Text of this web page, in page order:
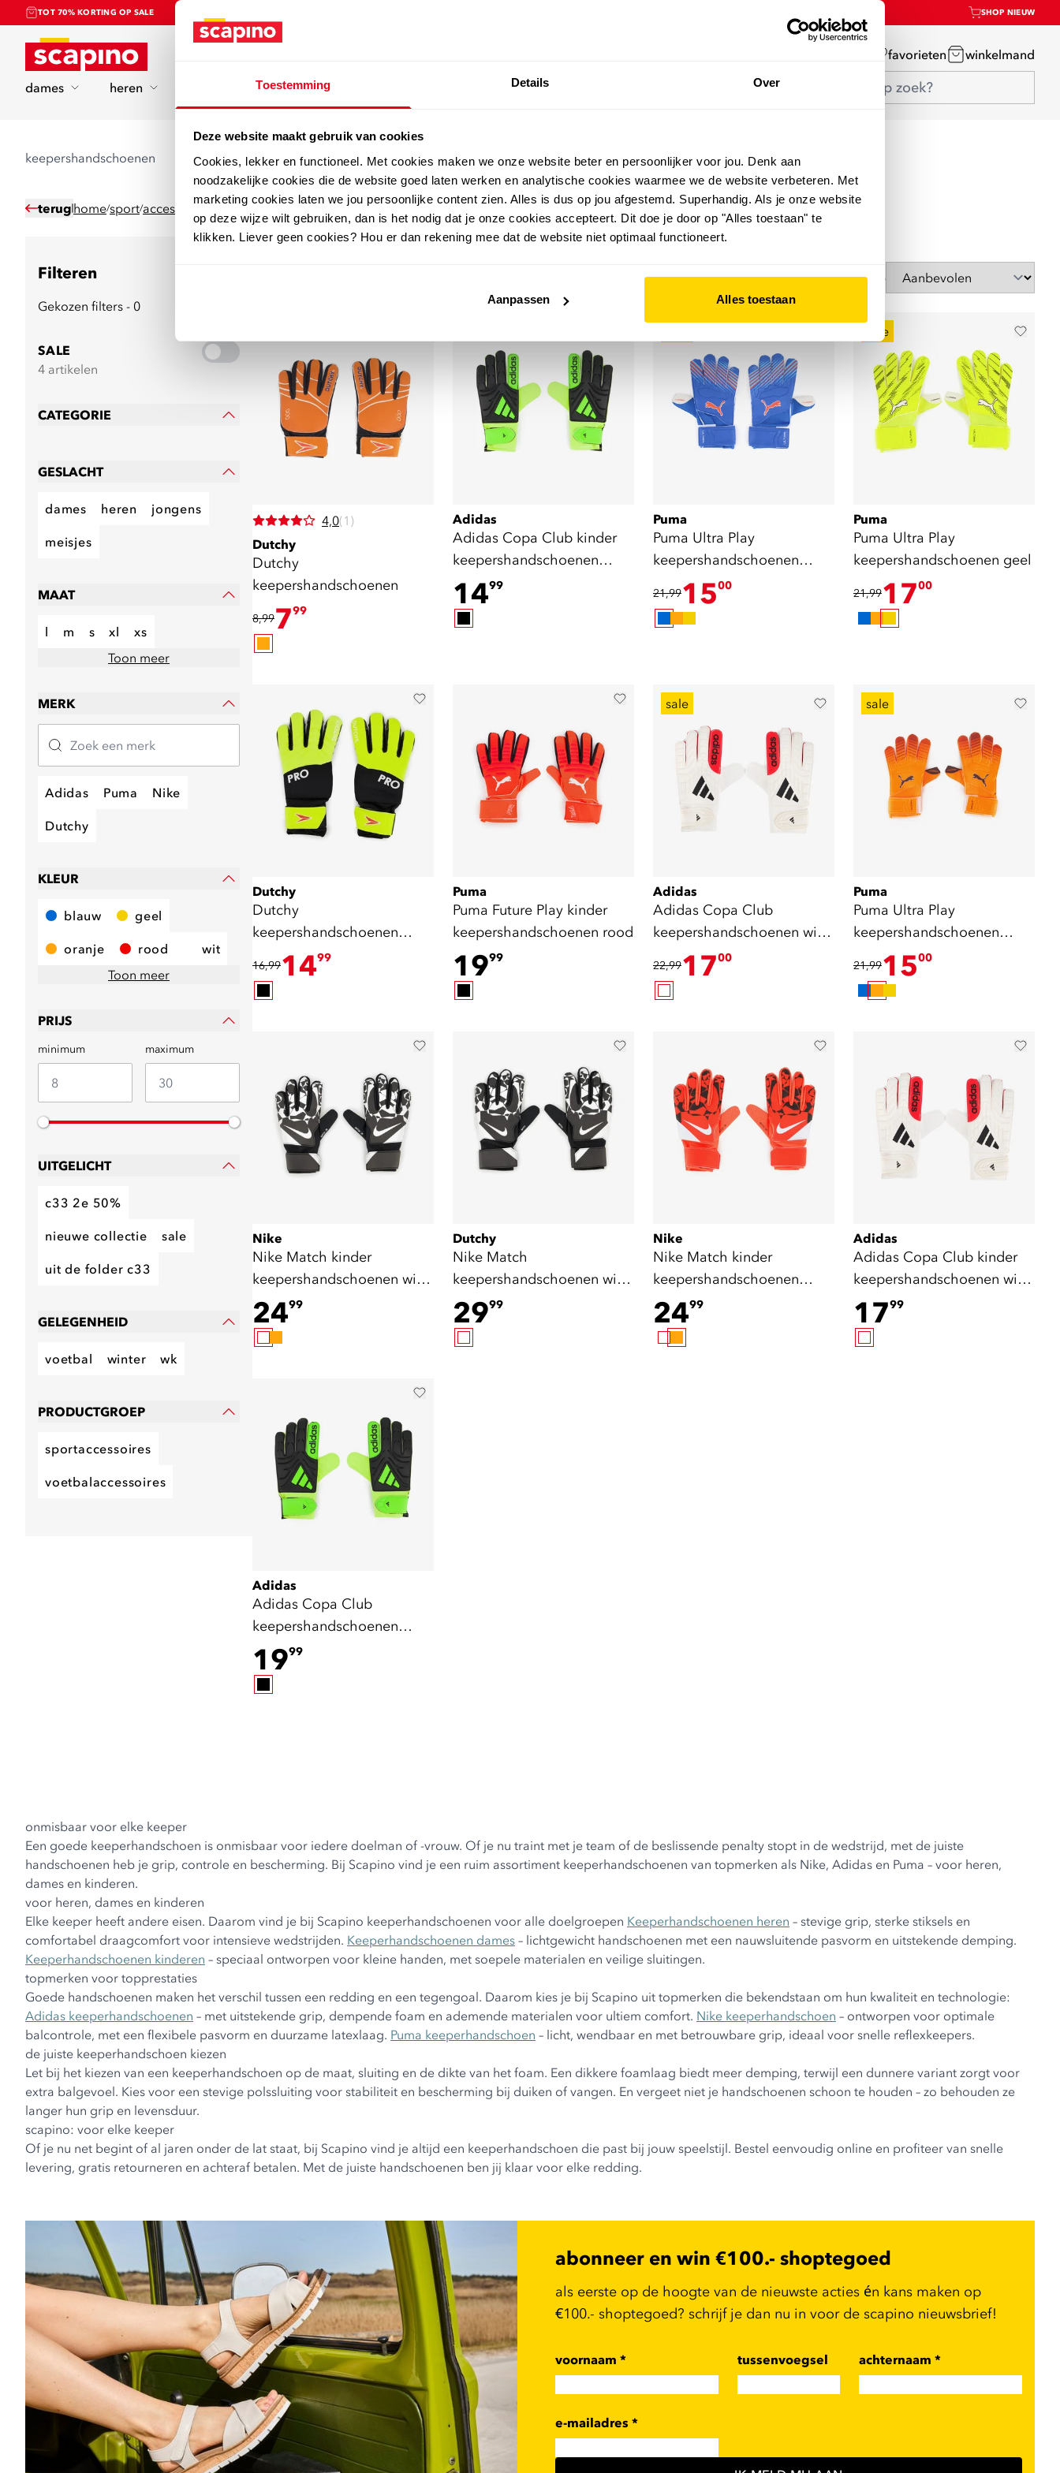
Toestemming Details Over
Deze website maakt gebruik van cookies
Cookies, lekker en functioneel. Met cookies maken we onze website beter en persoonlijker voor jou. Denk aan
noodzakelijke cookies die de website goed laten werken en analytische cookies waarmee we de website verbeteren. Met
marketing cookies laten we jou persoonlijke content zien. Alles is dus op jou afgestemd. Superhandig. Als je onze website
op deze wijze wilt gebruiken, dan is het nodig dat je onze cookies accepteert. Dit doe je door op "Alles toestaan" te
klikken. Liever geen cookies? Hou er dan rekening mee dat de website niet optimaal functioneert.
Aanpassen Alles toestaan
TOT 70% KORTING OP SALE SHOP NIEUW
Home favorieten winkelmand
dames heren sport merken
keepershandschoenen
terug home/sport/accessoires voetbalaccessoires keeperhandschoenen
Filteren
Gekozen filters - 0
SALE
4 artikelen
CATEGORIE
GESLACHT
dames heren jongens
meisjes
MAAT
l m s xl
xs
Toon meer
MERK
Adidas Puma Nike
Dutchy
KLEUR
blauw geel
oranje rood
wit
Toon meer
PRIJS
minimum maximum
UITGELICHT
c33 2e 50%
nieuwe collectie sale
uit de folder c33
GELEGENHEID
voetbal winter wk
PRODUCTGROEP
sportaccessoires
voetbalaccessoires
Sorteer op
4,0(1)
Dutchy
Dutchy
keepershandschoenen
8,99799
Adidas
Adidas Copa Club kinder
keepershandschoenen
zwart geel
1499
Puma
Puma Ultra Play
keepershandschoenen
blauw
21,991500
sale
Puma
Puma Ultra Play
keepershandschoenen geel
21,991700
Dutchy
Dutchy
keepershandschoenen
zwart geel
16,991499
Puma
Puma Future Play kinder
keepershandschoenen rood
1999
sale
Adidas
Adidas Copa Club
keepershandschoenen wit
22,991700
sale
Puma
Puma Ultra Play
keepershandschoenen
oranje
21,991500
Nike
Nike Match kinder
keepershandschoenen wit
zwart
2499
Dutchy
Nike Match
keepershandschoenen wit
zwart
2999
Nike
Nike Match kinder
keepershandschoenen
oranje zwart
2499
Adidas
Adidas Copa Club kinder
keepershandschoenen wit
rood
1799
Adidas
Adidas Copa Club
keepershandschoenen
zwart geel
1999
onmisbaar voor elke keeper
Een goede keeperhandschoen is onmisbaar voor iedere doelman of -vrouw. Of je nu traint met je team of de beslissende penalty stopt in de wedstrijd, met de juiste
handschoenen heb je grip, controle en bescherming. Bij Scapino vind je een ruim assortiment keeperhandschoenen van topmerken als Nike, Adidas en Puma – voor heren,
dames en kinderen.
voor heren, dames en kinderen
Elke keeper heeft andere eisen. Daarom vind je bij Scapino keeperhandschoenen voor alle doelgroepen Keeperhandschoenen heren – stevige grip, sterke stiksels en
comfortabel draagcomfort voor intensieve wedstrijden. Keeperhandschoenen dames – lichtgewicht handschoenen met een nauwsluitende pasvorm en uitstekende demping.
Keeperhandschoenen kinderen – speciaal ontworpen voor kleine handen, met soepele materialen en veilige sluitingen.
topmerken voor topprestaties
Goede handschoenen maken het verschil tussen een redding en een tegengoal. Daarom kies je bij Scapino uit topmerken die bekendstaan om hun kwaliteit en technologie:
Adidas keeperhandschoenen – met uitstekende grip, dempende foam en ademende materialen voor ultiem comfort. Nike keeperhandschoen – ontworpen voor optimale
balcontrole, met een flexibele pasvorm en duurzame latexlaag. Puma keeperhandschoen – licht, wendbaar en met betrouwbare grip, ideaal voor snelle reflexkeepers.
de juiste keeperhandschoen kiezen
Let bij het kiezen van een keeperhandschoen op de maat, sluiting en de dikte van het foam. Een dikkere foamlaag biedt meer demping, terwijl een dunnere variant zorgt voor
extra balgevoel. Kies voor een stevige polssluiting voor stabiliteit en bescherming bij duiken of vangen. En vergeet niet je handschoenen schoon te houden – zo behouden ze
langer hun grip en levensduur.
scapino: voor elke keeper
Of je nu net begint of al jaren onder de lat staat, bij Scapino vind je altijd een keeperhandschoen die past bij jouw speelstijl. Bestel eenvoudig online en profiteer van snelle
levering, gratis retourneren en achteraf betalen. Met de juiste handschoenen ben jij klaar voor elke redding.
abonneer en win €100.- shoptegoed
als eerste op de hoogte van de nieuwste acties én kans maken op
€100.- shoptegoed? schrijf je dan nu in voor de scapino nieuwsbrief!
voornaam * tussenvoegsel achternaam*
e-mailadres *